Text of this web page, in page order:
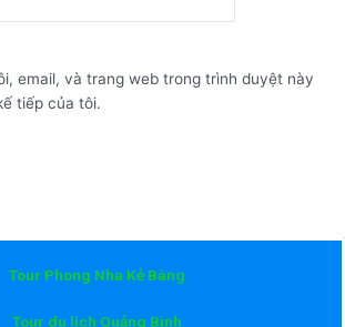
email, và trang web trong trình duyệt này
tiếp của tôi.
Tour Phong Nha Kẻ Bàng
Tour du lịch Quảng Bình